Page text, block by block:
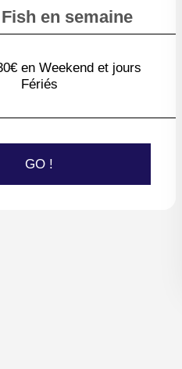
en semaine
en Weekend et jours
Fériés
GO !